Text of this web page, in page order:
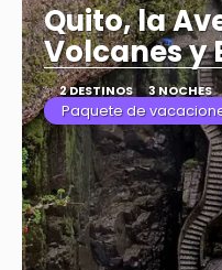
Quito, la
Volcanes y
2 DESTINOS 3 NOCHES
Paquete de